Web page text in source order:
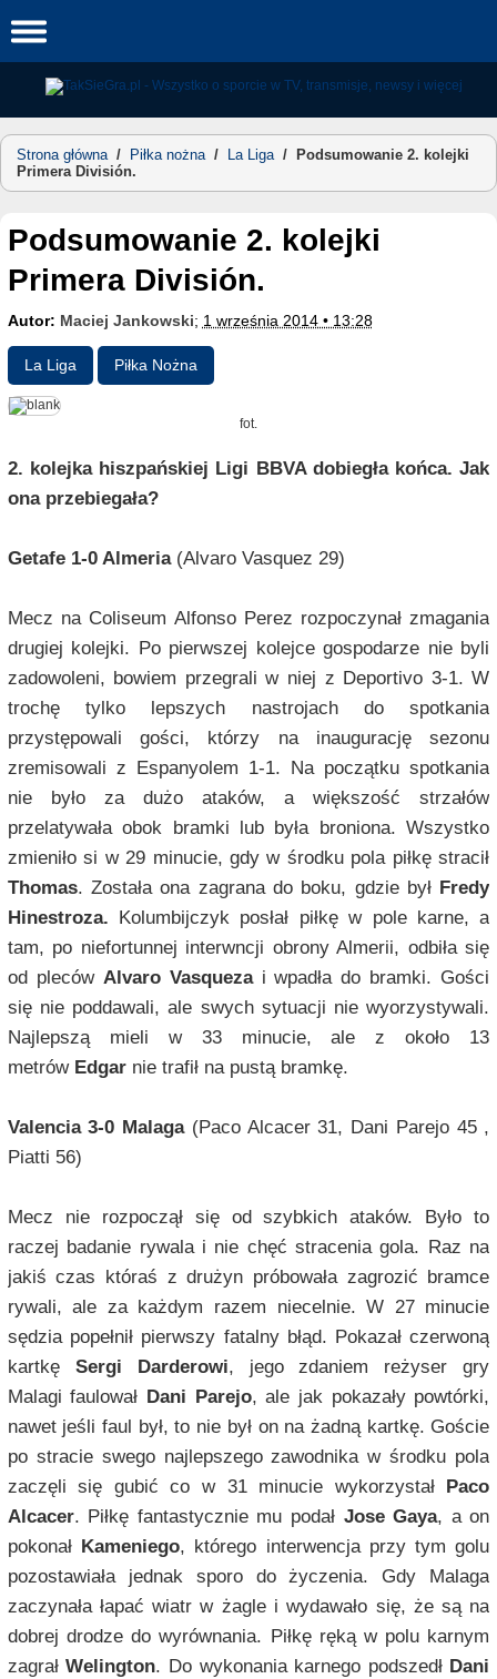
to
Strona główna/ Piłka nożna/ La Liga/
Podsumowanie 2. kolejki
Primera División.
Podsumowanie 2. kolejki
Primera División.
Autor: Maciej Jankowski; 1 września 2014 • 13:28
La Liga Piłka Nożna
fot.
2. kolejka hiszpańskiej Ligi BBVA dobiegła końca. Jak
ona przebiegała?
Getafe 1-0 Almeria (Alvaro Vasquez 29)
Mecz na Coliseum Alfonso Perez rozpoczynał zmagania
drugiej kolejki. Po pierwszej kolejce gospodarze nie byli
zadowoleni, bowiem przegrali w niej z Deportivo 3-1. W
trochę tylko lepszych nastrojach do spotkania
przystępowali gości, którzy na inaugurację sezonu
zremisowali z Espanyolem 1-1. Na początku spotkania
nie było za dużo ataków, a większość strzałów
przelatywała obok bramki lub była broniona. Wszystko
zmieniło si w 29 minucie, gdy w środku pola piłkę stracił
Thomas. Została ona zagrana do boku, gdzie był Fredy
Hinestroza. Kolumbijczyk posłał piłkę w pole karne, a
tam, po niefortunnej interwncji obrony Almerii, odbiła się
od plecówAlvaro Vasquezai wpadła do bramki. Gości
się nie poddawali, ale swych sytuacji nie wyorzystywali.
Najlepszą mieli w 33 minucie, ale z około 13
metrów Edgarnie trafił na pustą bramkę.
Valencia 3-0 Malaga(Paco Alcacer 31, Dani Parejo 45 ,
Piatti 56)
Mecz nie rozpoczął się od szybkich ataków. Było to
raczej badanie rywala i nie chęć stracenia gola. Raz na
jakiś czas któraś z drużyn próbowała zagrozić bramce
rywali, ale za każdym razem niecelnie. W 27 minucie
sędzia popełnił pierwszy fatalny błąd. Pokazał czerwoną
kartkę Sergi Darderowi, jego zdaniem reżyser gry
Malagi faulował Dani Parejo, ale jak pokazały powtórki,
nawet jeśli faul był, to nie był on na żadną kartkę. Goście
po stracie swego najlepszego zawodnika w środku pola
zaczęli się gubić co w 31 minucie wykorzystał
Paco
Alcacer. Piłkę fantastycznie mu podał Jose Gaya, a on
pokonał Kameniego, którego interwencja przy tym golu
pozostawiała jednak sporo do życzenia. Gdy Malaga
zaczynała łapać wiatr w żagle i wydawało się, że są na
dobrej drodze do wyrównania. Piłkę ręką w polu karnym
zagrałWelington. Do wykonania karnego podszedł Dani